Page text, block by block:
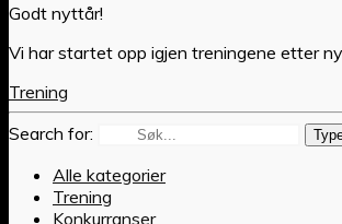
Godt nyttår!
Vi har startet opp igjen treningene etter
Trening
Search for:
Alle kategorier
Trening
Konkurranser